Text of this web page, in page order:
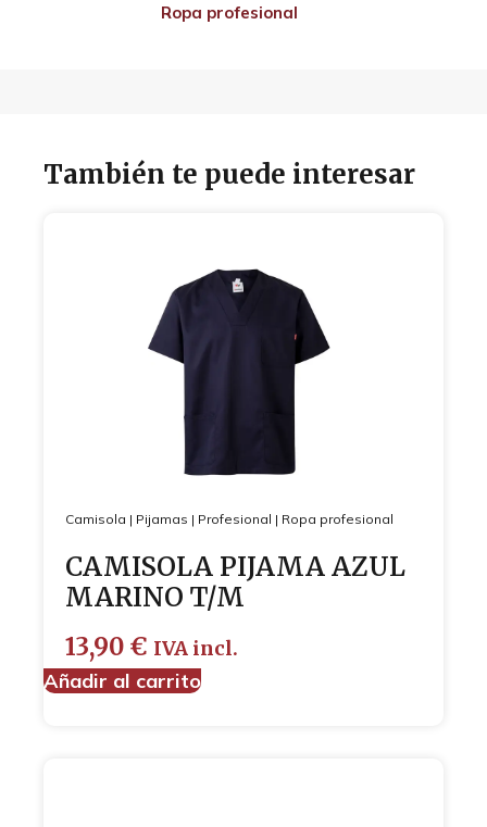
Ropa profesional
También te puede interesar
Camisola | Pijamas | Profesional | Ropa profesional
CAMISOLA PIJAMA AZUL
MARINO T/M
13,90 € IVA incl.
Añadir al carrito